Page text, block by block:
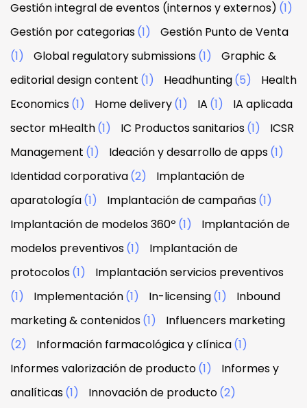
Gestión integral de eventos (internos y externos) (1)
Gestión por categorias(1)
Gestión Punto de Venta
(1)
Global regulatory submissions(1)
Graphic &
editorial design content (1) Headhunting(5)
Health
Economics(1) Home delivery(1) IA (1)
IA aplicada
sector mHealth(1) IC Productos sanitarios(1)
ICSR
Management (1) Ideación y desarrollo de apps(1)
Identidad corporativa(2)
Implantación de
aparatología(1) Implantación de campañas(1)
Implantación de modelos 360º (1)
Implantación de
modelos preventivos(1)
Implantación de
protocolos(1)
Implantación servicios preventivos
(1)
Implementación(1) In-licensing(1)
Inbound
marketing & contenidos(1)
Influencers marketing
(2)
Información farmacológica y clínica(1)
Informes valorización de producto(1)
Informes y
analíticas(1) Innovación de producto(2)